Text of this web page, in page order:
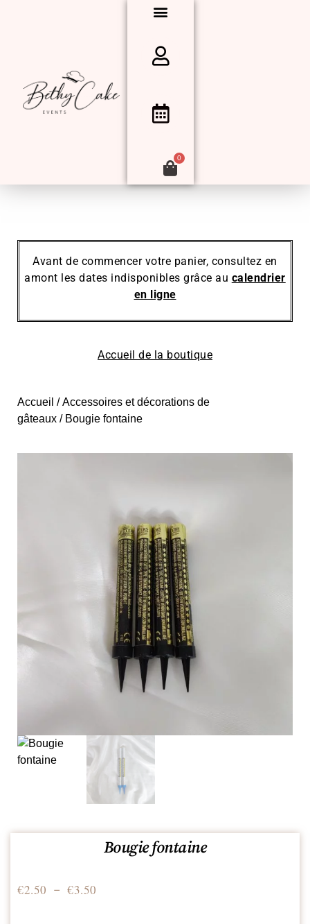
0
Avant de commencer votre panier, consultez en
amont les dates indisponibles grâce au calendrier
en ligne
Accueil de la boutique
Accueil /Accessoires et décorations de
gâteaux / Bougie fontaine
Bougie fontaine
€2.50 – €3.50